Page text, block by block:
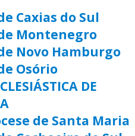
Caxias do Sul
Montenegro
Novo Hamburgo
Osório
DE
de Santa Maria